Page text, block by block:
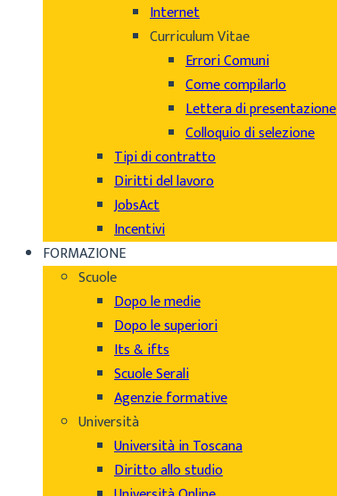
Internet
Curriculum Vitae
Errori Comuni
Come compilarlo
Lettera di presentazione
Colloquio di selezione
Tipi di contratto
Diritti del lavoro
JobsAct
Incentivi
FORMAZIONE
Scuole
Dopo le medie
Dopo le superiori
Its & ifts
Scuole Serali
Agenzie formative
Università
Università in Toscana
Diritto allo studio